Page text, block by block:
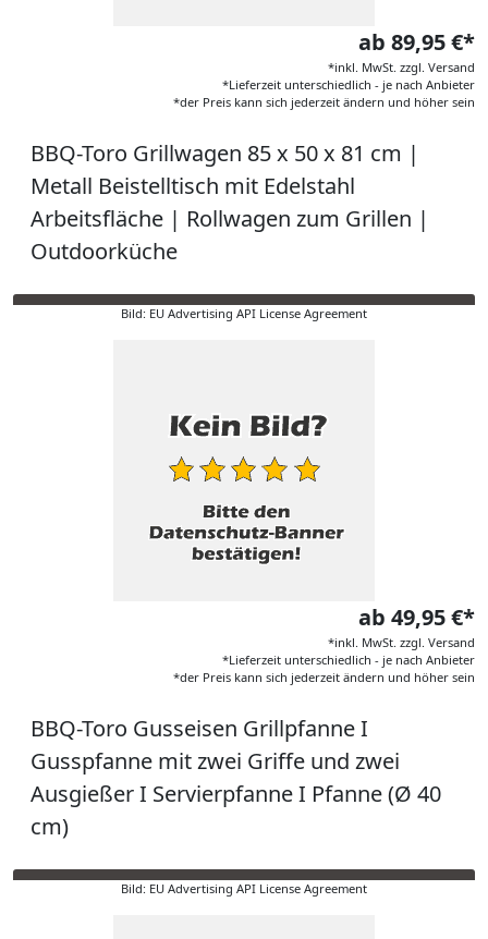
ab 89,95 €*
*inkl. MwSt. zzgl. Versand
*Lieferzeit unterschiedlich - je nach Anbieter
*der Preis kann sich jederzeit ändern und höher sein
BBQ-Toro Grillwagen 85 x 50 x 81 cm |
Metall Beistelltisch mit Edelstahl
Arbeitsfläche | Rollwagen zum Grillen |
Outdoorküche
Bild: EU Advertising API License Agreement
ab 49,95 €*
*inkl. MwSt. zzgl. Versand
*Lieferzeit unterschiedlich - je nach Anbieter
*der Preis kann sich jederzeit ändern und höher sein
BBQ-Toro Gusseisen Grillpfanne I
Gusspfanne mit zwei Griffe und zwei
Ausgießer I Servierpfanne I Pfanne (Ø 40
cm)
Bild: EU Advertising API License Agreement